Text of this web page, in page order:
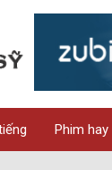
Phim hay